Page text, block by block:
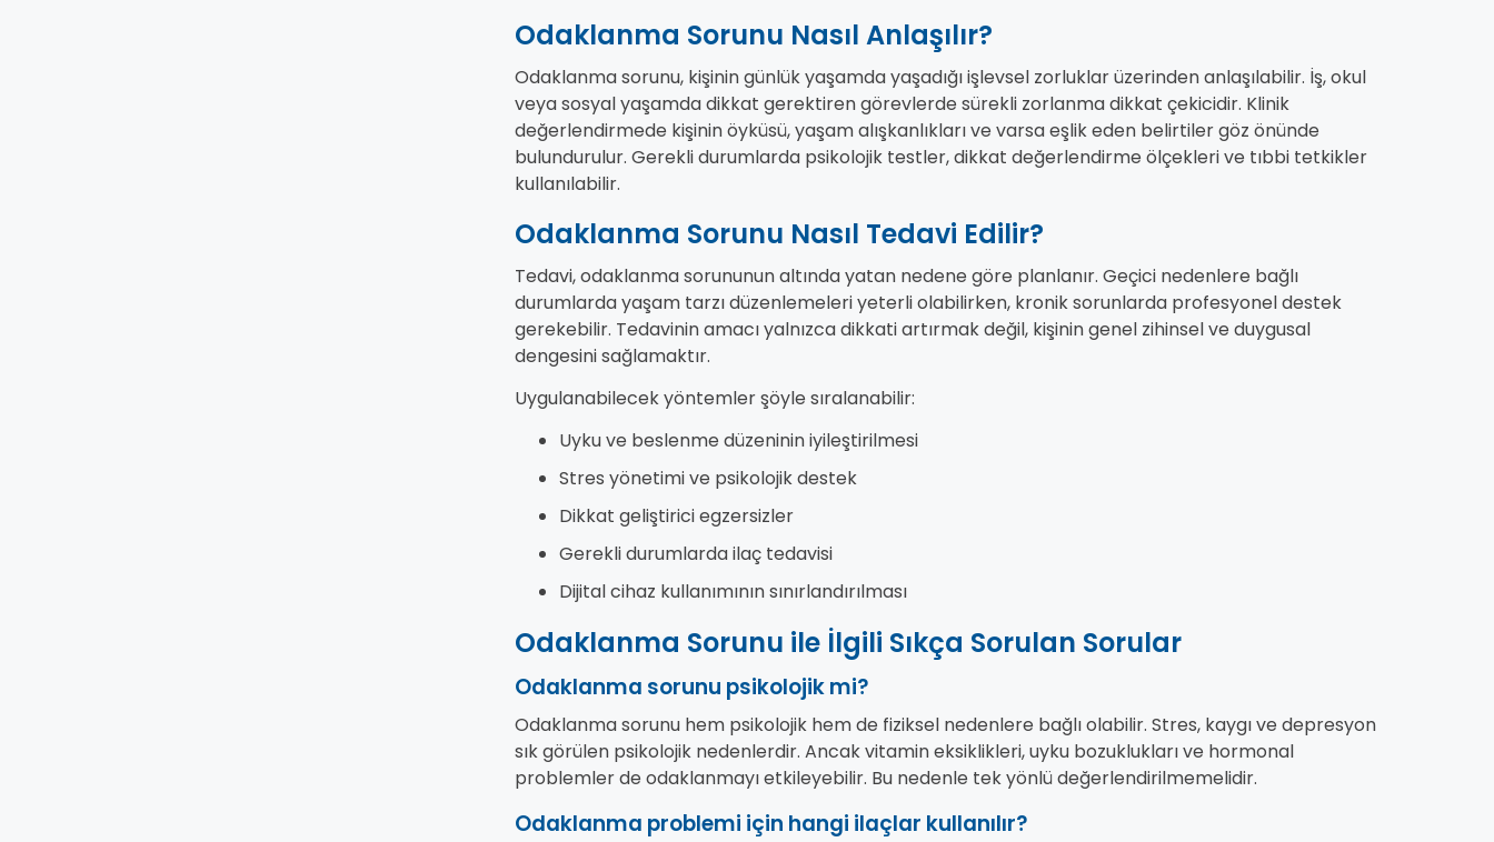
Odaklanma Sorunu Nasıl Anlaşılır?
Odaklanma sorunu, kişinin günlük yaşamda yaşadığı işlevsel zorluklar üzerinden anlaşılabilir. İş, okul
veya sosyal yaşamda dikkat gerektiren görevlerde sürekli zorlanma dikkat çekicidir. Klinik
değerlendirmede kişinin öyküsü, yaşam alışkanlıkları ve varsa eşlik eden belirtiler göz önünde
bulundurulur. Gerekli durumlarda psikolojik testler, dikkat değerlendirme ölçekleri ve tıbbi tetkikler
kullanılabilir.
Odaklanma Sorunu Nasıl Tedavi Edilir?
Tedavi, odaklanma sorununun altında yatan nedene göre planlanır. Geçici nedenlere bağlı
durumlarda yaşam tarzı düzenlemeleri yeterli olabilirken, kronik sorunlarda profesyonel destek
gerekebilir. Tedavinin amacı yalnızca dikkati artırmak değil, kişinin genel zihinsel ve duygusal
dengesini sağlamaktır.
Uygulanabilecek yöntemler şöyle sıralanabilir:
Uyku ve beslenme düzeninin iyileştirilmesi
Stres yönetimi ve psikolojik destek
Dikkat geliştirici egzersizler
Gerekli durumlarda ilaç tedavisi
Dijital cihaz kullanımının sınırlandırılması
Odaklanma Sorunu ile İlgili Sıkça Sorulan Sorular
Odaklanma sorunu psikolojik mi?
Odaklanma sorunu hem psikolojik hem de fiziksel nedenlere bağlı olabilir. Stres, kaygı ve depresyon
sık görülen psikolojik nedenlerdir. Ancak vitamin eksiklikleri, uyku bozuklukları ve hormonal
problemler de odaklanmayı etkileyebilir. Bu nedenle tek yönlü değerlendirilmemelidir.
Odaklanma problemi için hangi ilaçlar kullanılır?